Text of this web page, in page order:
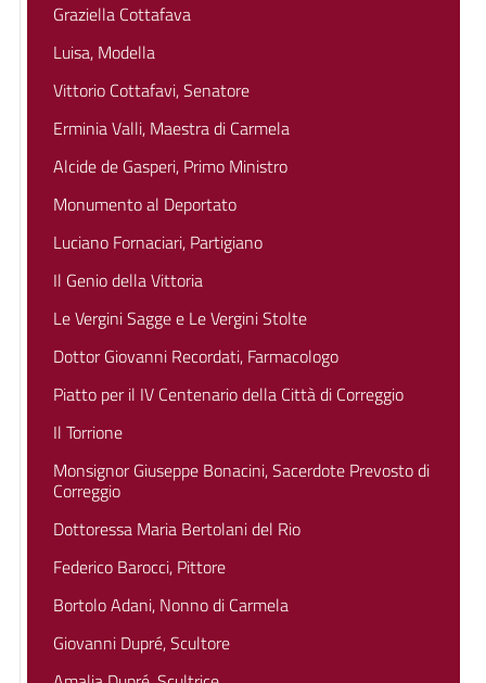
Graziella Cottafava
Luisa, Modella
Vittorio Cottafavi, Senatore
Erminia Valli, Maestra di Carmela
Alcide de Gasperi, Primo Ministro
Monumento al Deportato
Luciano Fornaciari, Partigiano
Il Genio della Vittoria
Le Vergini Sagge e Le Vergini Stolte
Dottor Giovanni Recordati, Farmacologo
Piatto per il IV Centenario della Città di Correggio
Il Torrione
Monsignor Giuseppe Bonacini, Sacerdote Prevosto di
Correggio
Dottoressa Maria Bertolani del Rio
Federico Barocci, Pittore
Bortolo Adani, Nonno di Carmela
Giovanni Dupré, Scultore